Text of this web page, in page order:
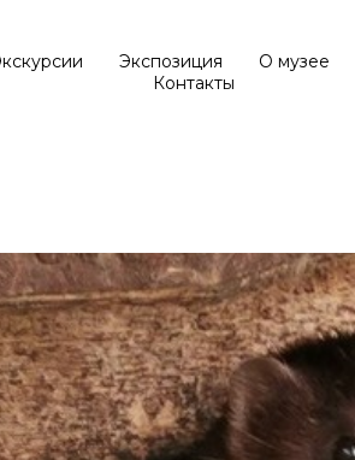
Экспозиция О музее
Контакты